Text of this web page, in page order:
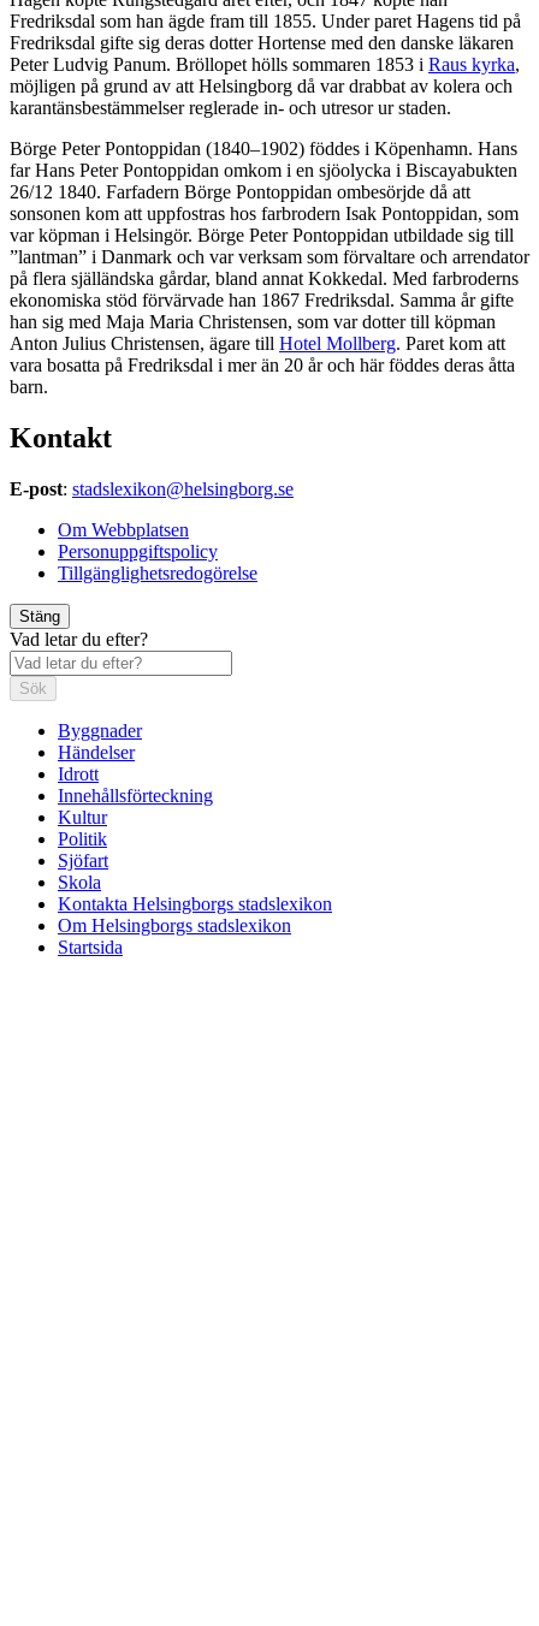
Fredriksdal som han ägde fram till 1855. Under paret Hagens tid på
Fredriksdal gifte sig deras dotter Hortense med den danske läkaren
Peter Ludvig Panum. Bröllopet hölls sommaren 1853 i Raus kyrka,
möjligen på grund av att Helsingborg då var drabbat av kolera och
karantänsbestämmelser reglerade in- och utresor ur staden.
Börge Peter Pontoppidan (1840–1902) föddes i Köpenhamn. Hans
far Hans Peter Pontoppidan omkom i en sjöolycka i Biscayabukten
26/12 1840. Farfadern Börge Pontoppidan ombesörjde då att
sonsonen kom att uppfostras hos farbrodern Isak Pontoppidan, som
var köpman i Helsingör. Börge Peter Pontoppidan utbildade sig till
”lantman” i Danmark och var verksam som förvaltare och arrendator
på flera själländska gårdar, bland annat Kokkedal. Med farbroderns
ekonomiska stöd förvärvade han 1867 Fredriksdal. Samma år gifte
han sig med Maja Maria Christensen, som var dotter till köpman
Anton Julius Christensen, ägare till Hotel Mollberg. Paret kom att
vara bosatta på Fredriksdal i mer än 20 år och här föddes deras åtta
barn.
Kontakt
E-post: stadslexikon@helsingborg.se
Om Webbplatsen
Personuppgiftspolicy
Tillgänglighetsredogörelse
Stäng
Vad letar du efter?
Sök
Byggnader
Händelser
Idrott
Innehållsförteckning
Kultur
Politik
Sjöfart
Skola
Kontakta Helsingborgs stadslexikon
Om Helsingborgs stadslexikon
Startsida